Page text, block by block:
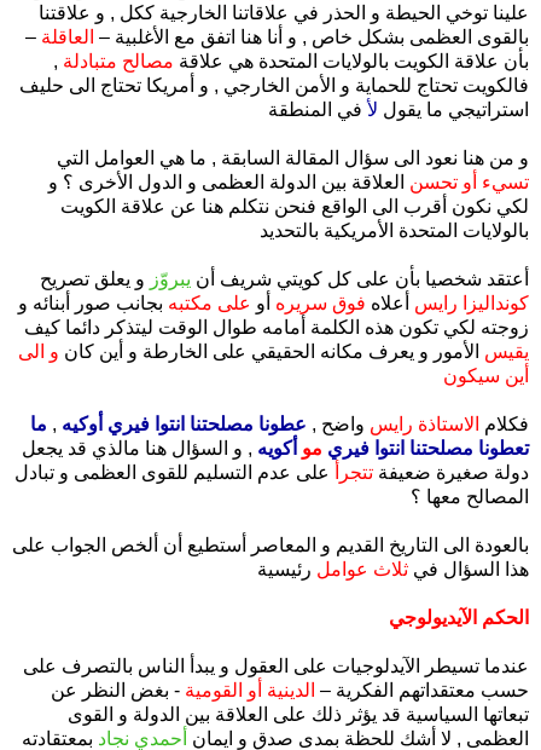
علينا توخي الحيطة و الحذر في علاقاتنا الخارجية ككل , و علاقتنا
بالقوى العظمى بشكل خاص , و أنا هنا اتفق مع الأغلبية – العاقلة –
بأن علاقة الكويت بالولايات المتحدة هي علاقة مصالح متبادلة ,
فالكويت تحتاج للحماية و الأمن الخارجي , و أمريكا تحتاج الى حليف
استراتيجي ما يقول لأ في المنطقة
و من هنا نعود الى سؤال المقالة السابقة , ما هي العوامل التي
تسيء أو تحسن العلاقة بين الدولة العظمى و الدول الأخرى ؟ و
لكي نكون أقرب الى الواقع فنحن نتكلم هنا عن علاقة الكويت
بالولايات المتحدة الأمريكية بالتحديد
أعتقد شخصيا بأن على كل كويتي شريف أن يبروّز و يعلق تصريح
كونداليزا رايس أعلاه فوق سريره أو على مكتبه بجانب صور أبنائه و
زوجته لكي تكون هذه الكلمة أمامه طوال الوقت ليتذكر دائما كيف
يقيس الأمور و يعرف مكانه الحقيقي على الخارطة و أين كان و الى
أين سيكون
فكلام الاستاذة رايس واضح , عطونا مصلحتنا انتوا فيري أوكيه , ما
تعطونا مصلحتنا انتوا فيري مو أكويه , و السؤال هنا مالذي قد يجعل
دولة صغيرة ضعيفة تتجرأ
على عدم التسليم للقوى العظمى و تبادل
المصالح معها ؟
بالعودة الى التاريخ القديم و المعاصر أستطيع أن ألخص الجواب على
هذا السؤال في ثلاث عوامل رئيسية
الحكم الآيديولوجي
عندما تسيطر الآيدلوجيات على العقول و يبدأ الناس بالتصرف على
حسب معتقداتهم الفكرية – الدينية أو القومية - بغض النظر عن
تبعاتها السياسية قد يؤثر ذلك على العلاقة بين الدولة و القوى
العظمى , لا أشك للحظة بمدى صدق و ايمان أحمدي نجاد بمعتقادته